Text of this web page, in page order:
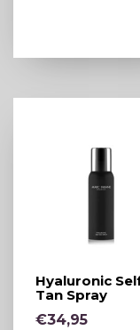
Hyaluronic
Tan Spray
€34,95